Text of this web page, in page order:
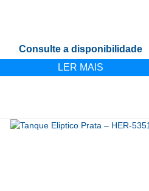
Consulte a disponibilidade
LER MAIS